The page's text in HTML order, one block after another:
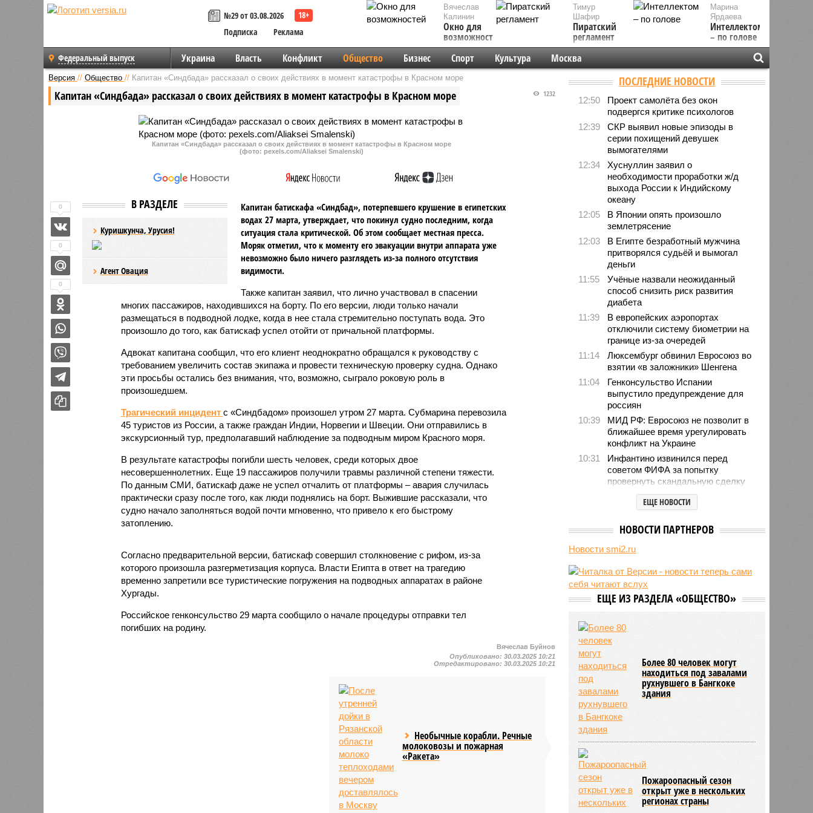
№29 от 03.08.2026
Подписка
Реклама
Вячеслав
Калинин
Окно для
возможностей
Марина
Ярдаева
Интеллектом
– по голове
Тимур
Шафир
Пиратский
регламент
Федеральный выпуск Украина Власть Конфликт Общество Бизнес Спорт Культура Москва
Версия // Общество // Капитан «Синдбада» рассказал о своих действиях в момент катастрофы в Красном море
Капитан «Синдбада» рассказал о своих действиях в момент катастрофы в Красном море 1232
Капитан «Синдбада» рассказал о своих действиях в момент катастрофы в Красном море
(фото: pexels.com/Aliaksei Smalenski)
В РАЗДЕЛЕ
Куришкунча, Урусия!
Агент Овация
Капитан батискафа «Синдбад», потерпевшего крушение в египетских
водах 27 марта, утверждает, что покинул судно последним, когда
ситуация стала критической. Об этом сообщает местная пресса.
Моряк отметил, что к моменту его эвакуации внутри аппарата уже
невозможно было ничего разглядеть из-за полного отсутствия
видимости.
Также капитан заявил, что лично участвовал в спасении
многих пассажиров, находившихся на борту. По его версии, люди только начали
размещаться в подводной лодке, когда в нее стала стремительно поступать вода. Это
произошло до того, как батискаф успел отойти от причальной платформы.
Адвокат капитана сообщил, что его клиент неоднократно обращался к руководству с
требованием увеличить состав экипажа и провести техническую проверку судна. Однако
эти просьбы остались без внимания, что, возможно, сыграло роковую роль в
произошедшем.
Трагический инцидент с «Синдбадом» произошел утром 27 марта. Субмарина перевозила
45 туристов из России, а также граждан Индии, Норвегии и Швеции. Они отправились в
экскурсионный тур, предполагавший наблюдение за подводным миром Красного моря.
В результате катастрофы погибли шесть человек, среди которых двое
несовершеннолетних. Еще 19 пассажиров получили травмы различной степени тяжести.
По данным СМИ, батискаф даже не успел отчалить от платформы – авария случилась
практически сразу после того, как люди поднялись на борт. Выжившие рассказали, что
судно начало заполняться водой почти мгновенно, что привело к его быстрому
затоплению.
Согласно предварительной версии, батискаф совершил столкновение с рифом, из-за
которого произошла разгерметизация корпуса. Власти Египта в ответ на трагедию
временно запретили все туристические погружения на подводных аппаратах в районе
Хургады.
Российское генконсульство 29 марта сообщило о начале процедуры отправки тел
погибших на родину.
0
0
0
Вячеслав Буйнов
Опубликовано:30.03.2025 10:21
Отредактировано:30.03.2025 10:21
Необычные корабли. Речные
молоковозы и пожарная
«Ракета»
ПОСЛЕДНИЕ НОВОСТИ
12:50
Проект самолёта без окон
подвергся критике психологов
12:39
СКР выявил новые эпизоды в
серии похищений девушек
вымогателями
12:34
Хуснуллин заявил о
необходимости проработки ж/д
выхода России к Индийскому
океану
12:05
В Японии опять произошло
землетрясение
12:03
В Египте безработный мужчина
притворялся судьёй и вымогал
деньги
11:55
Учёные назвали неожиданный
способ снизить риск развития
диабета
11:39
В европейских аэропортах
отключили систему биометрии на
границе из-за очередей
11:14
Люксембург обвинил Евросоюз во
взятии «в заложники» Шенгена
11:04
Генконсульство Испании
выпустило предупреждение для
россиян
10:39
МИД РФ: Евросоюз не позволит в
ближайшее время урегулировать
конфликт на Украине
10:31
Инфантино извинился перед
советом ФИФА за попытку
провернуть скандальную сделку
В Польше рассказали о тренде
нападений на украинцев в стране
утечки о нехватке боеприпасов у
США
вернуть гражданство России
10:02
Минтранс заявил о готовности
рассмотреть возможность запуска
Бразилией и Аргентиной
ЕЩЕ НОВОСТИ
НОВОСТИ ПАРТНЕРОВ
Новости smi2.ru
ЕЩЕ ИЗ РАЗДЕЛА «ОБЩЕСТВО»
Более 80 человек могут
находиться под завалами
рухнувшего в Бангкоке
здания
Пожароопасный сезон
открыт уже в нескольких
регионах страны